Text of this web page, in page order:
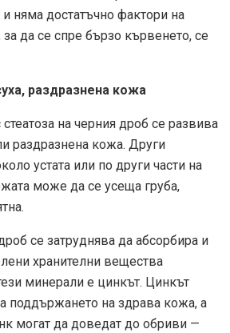
няма достатъчно фактори на
да се спре бързо кървенето, се
раздразнена кожа
на черния дроб се развива
раздразнена кожа. Други
устата или по други части на
може да се усеща груба,
се затруднява да абсорбира и
хранителни вещества
минерали е цинкът. Цинкът
поддържането на здрава кожа, а
могат да доведат до обриви —